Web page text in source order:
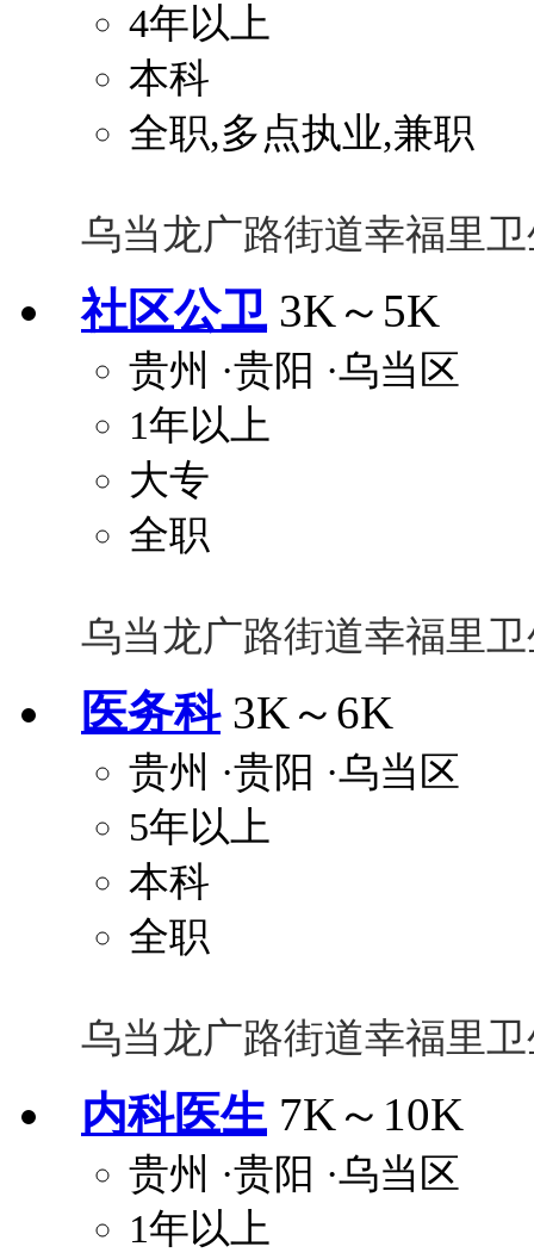
4年以上
本科
全职,多点执业,兼职
乌当龙广路街道幸福里
社区公卫 3K～5K
贵州 ·贵阳 ·乌当区
1年以上
大专
全职
乌当龙广路街道幸福里
医务科 3K～6K
贵州 ·贵阳 ·乌当区
5年以上
本科
全职
乌当龙广路街道幸福里
内科医生 7K～10K
贵州 ·贵阳 ·乌当区
1年以上